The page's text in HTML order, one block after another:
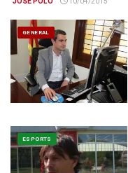
GENERAL
ESPORTS